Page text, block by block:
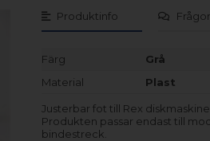
Produktinfo
Färg
Grå
Material
Plast
Justerbar fot till Rex
Produkten passar endast till
bindestreck.